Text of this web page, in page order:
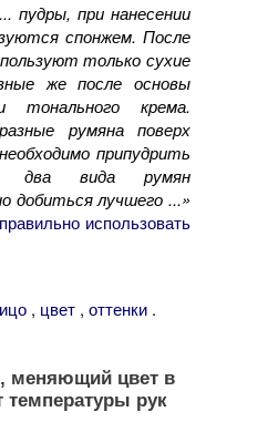
пудры, при нанесении
спонжем. После
только сухие
же после основы
тонального крема.
румяна поверх
припудрить
два вида румян
добиться лучшего ...»
использовать
, цвет, оттенки.
меняющий цвет в
температуры рук